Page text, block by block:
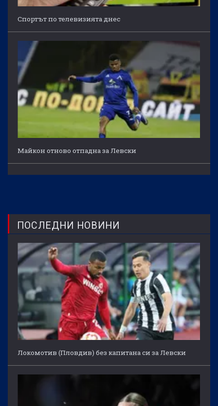
Спортът по телевизията днес
Майкон отново отпадна за Левски
ПОСЛЕДНИ НОВИНИ
Локомотив (Пловдив) без капитана си за Левски